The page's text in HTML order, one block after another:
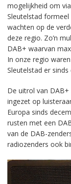
mogelijkheid om
Sleutelstad
wachten op de
deze regio. Zo’n
DAB+ waarvan
In onze regio
Sleutelstad er
De uitrol van
ingezet op
Europa sinds
rusten met een
van de DAB-
radiozenders ook